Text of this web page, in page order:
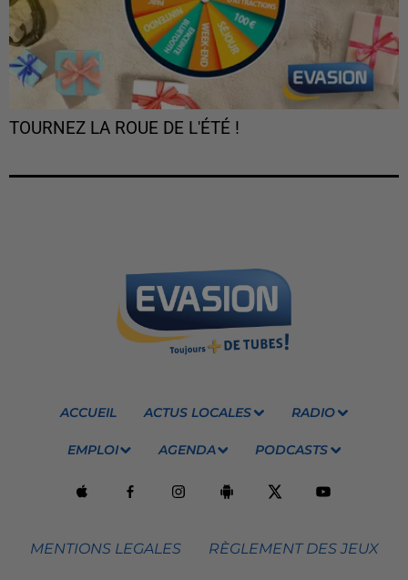
TOURNEZ LA ROUE DE L'ÉTÉ !
ACCUEIL ACTUS LOCALES RADIO
EMPLOI AGENDA PODCASTS
MENTIONS LEGALES RÈGLEMENT DES JEUX